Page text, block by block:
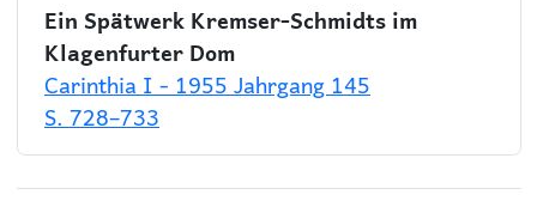
Ein Spätwerk Kremser‑Schmidts im
Klagenfurter Dom
Carinthia I - 1955 Jahrgang 145
S. 728–733